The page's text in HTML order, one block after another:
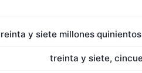
y siete millones
treinta y siete,